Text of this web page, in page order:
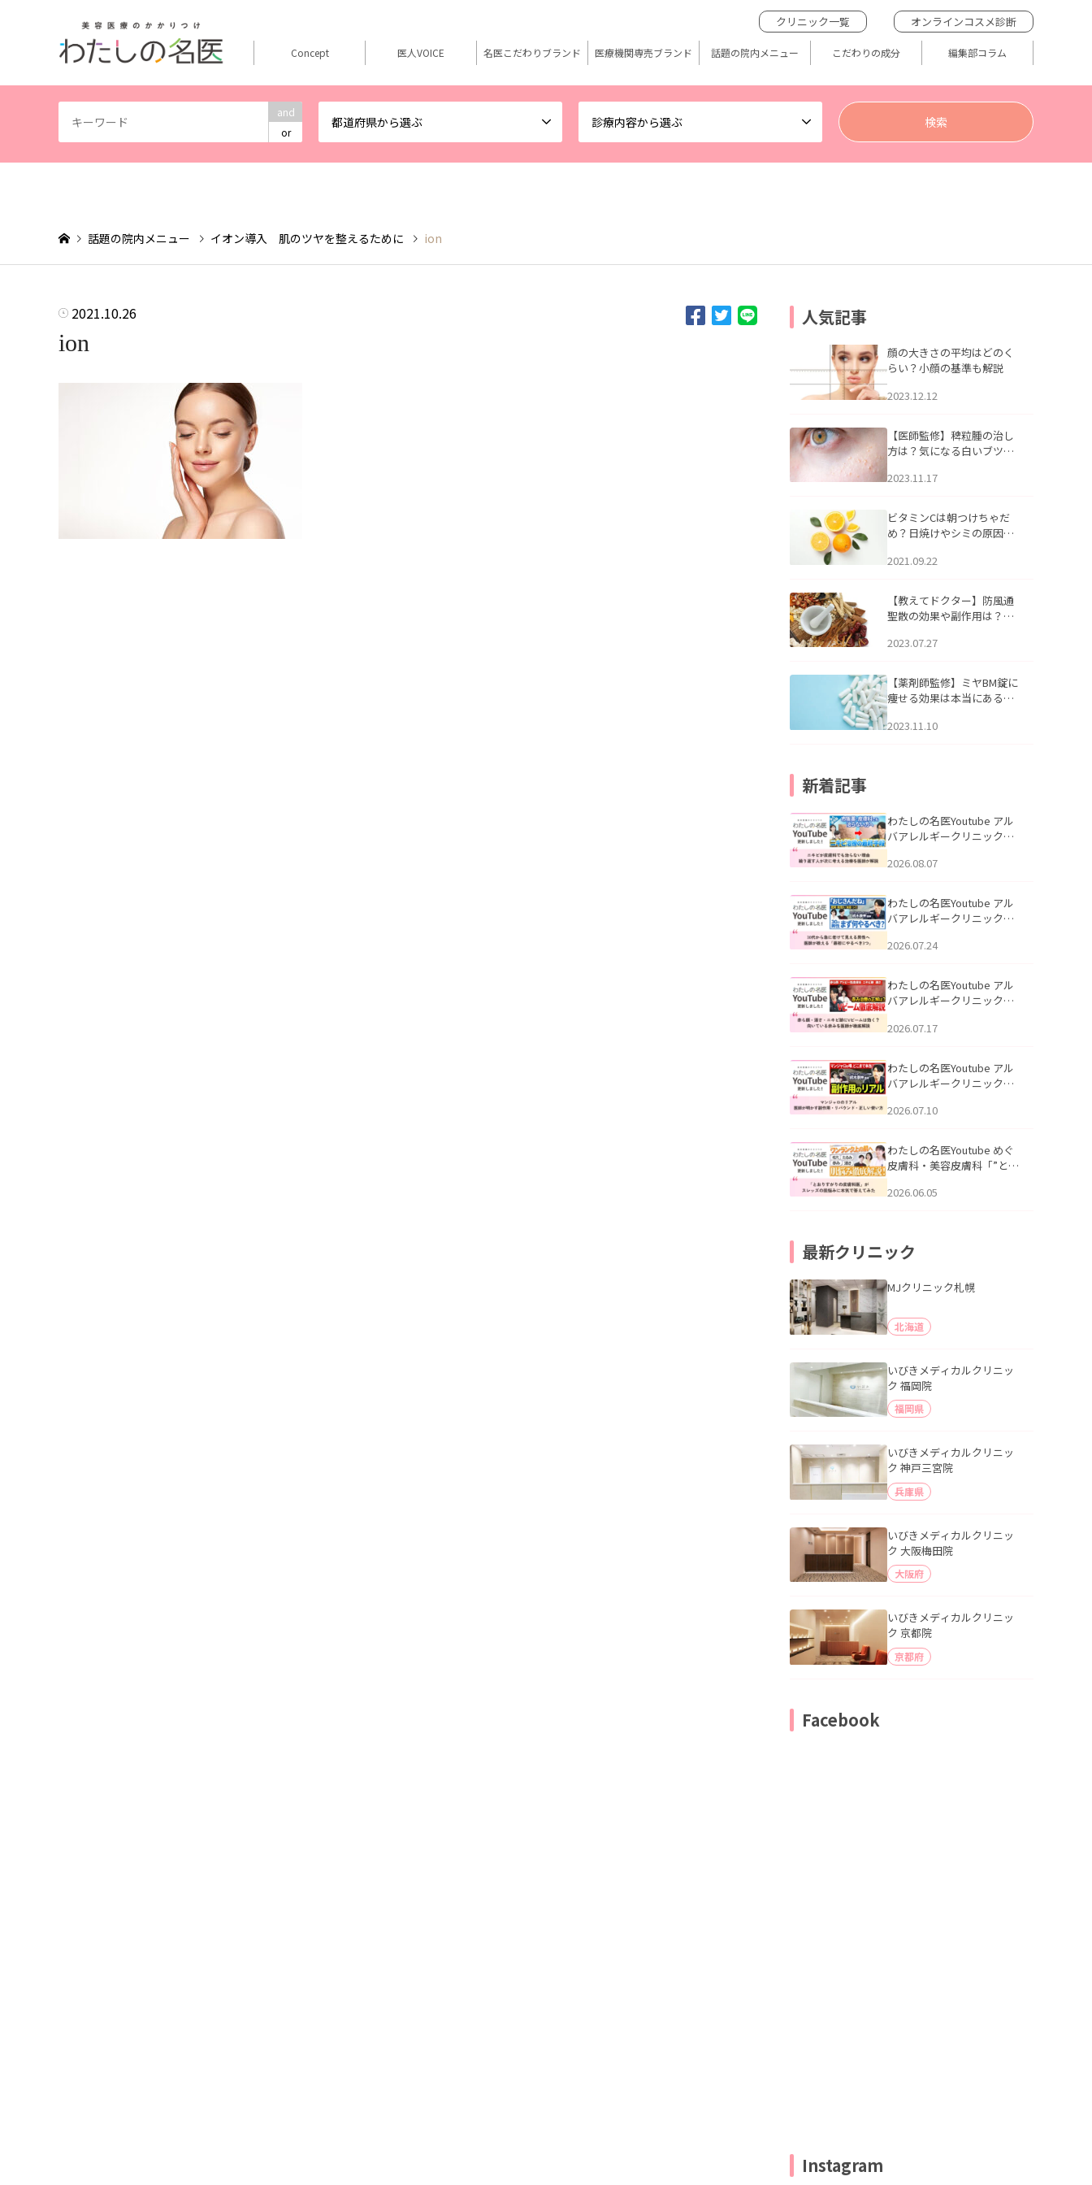
and
or
都道府県から選ぶ 診療内容から選ぶ
クリニック一覧 オンラインコスメ診断
Concept 医人VOICE 名医こだわりブランド 医療機関専売ブランド 話題の院内メニュー こだわりの成分 編集部コラム
話題の院内メニュー イオン導入 肌のツヤを整えるために ion
2021.10.26
ion
人気記事
顔の大きさの平均はどのく
らい？小顔の基準も解説
2023.12.12
【医師監修】稗粒腫の治し
方は？気になる白いブツブ
アについて
2023.11.17
ビタミンCは朝つけちゃだ
め？日焼けやシミの原因に
2021.09.22
【教えてドクター】防風通
聖散の効果や副作用は？長
2023.07.27
【薬剤師監修】ミヤBM錠に
痩せる効果は本当にある
2023.11.10
新着記事
わたしの名医Youtube アル
バアレルギークリニック札
らない理由｜繰り返す人が
説」を公開いたしました。
2026.08.07
わたしの名医Youtube アル
バアレルギークリニック札
える男性へ｜医師が教える
公開いたしました。
2026.07.24
わたしの名医Youtube アル
バアレルギークリニック札
跡にVビームは効く？向いて
説」を公開いたしました。
2026.07.17
わたしの名医Youtube アル
バアレルギークリニック札
医師が明かす副作用・リバ
公開いたしました。
2026.07.10
わたしの名医Youtube めぐ
皮膚科・美容皮膚科「”とお
ッズの肌悩みに本気で答え
2026.06.05
最新クリニック
MJクリニック札幌
北海道
いびきメディカルクリニッ
ク 福岡院
福岡県
いびきメディカルクリニッ
ク 神戸三宮院
兵庫県
いびきメディカルクリニッ
ク 大阪梅田院
大阪府
いびきメディカルクリニッ
ク 京都院
京都府
Facebook
Instagram